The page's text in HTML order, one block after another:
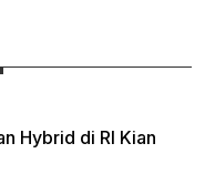
Hybrid di RI Kian